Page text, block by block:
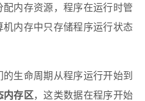
内存资源，程序在运行时管
内存中只存储程序运行状态
生命周期从程序运行开始到
内存区 ，这类数据在程序开始